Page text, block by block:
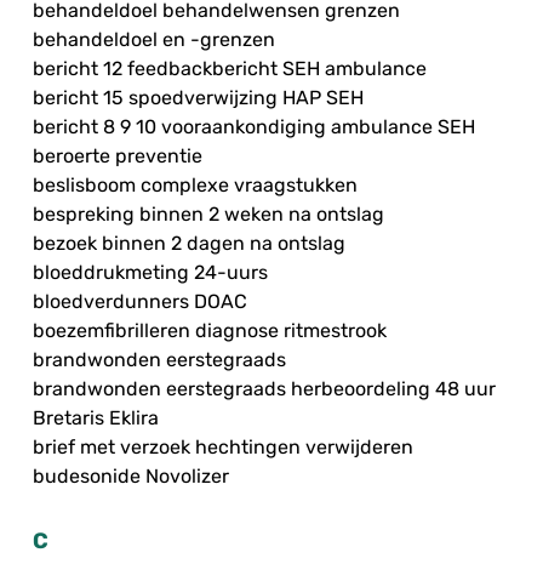
behandeldoel behandelwensen grenzen
behandeldoel en -grenzen
bericht 12 feedbackbericht SEH ambulance
bericht 15 spoedverwijzing HAP SEH
bericht 8 9 10 vooraankondiging ambulance SEH
beroerte preventie
beslisboom complexe vraagstukken
bespreking binnen 2 weken na ontslag
bezoek binnen 2 dagen na ontslag
bloeddrukmeting 24-uurs
bloedverdunners DOAC
boezemfibrilleren diagnose ritmestrook
brandwonden eerstegraads
brandwonden eerstegraads herbeoordeling 48 uur
Bretaris Eklira
brief met verzoek hechtingen verwijderen
budesonide Novolizer
C